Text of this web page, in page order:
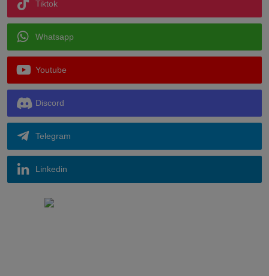
Tiktok
Whatsapp
Youtube
Discord
Telegram
Linkedin